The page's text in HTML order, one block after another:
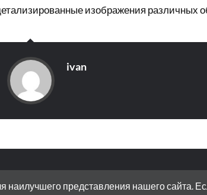
изображения различных
ivan
МОСКВА, БОЛОТНАЯ
наилучшего представления нашего сайта.